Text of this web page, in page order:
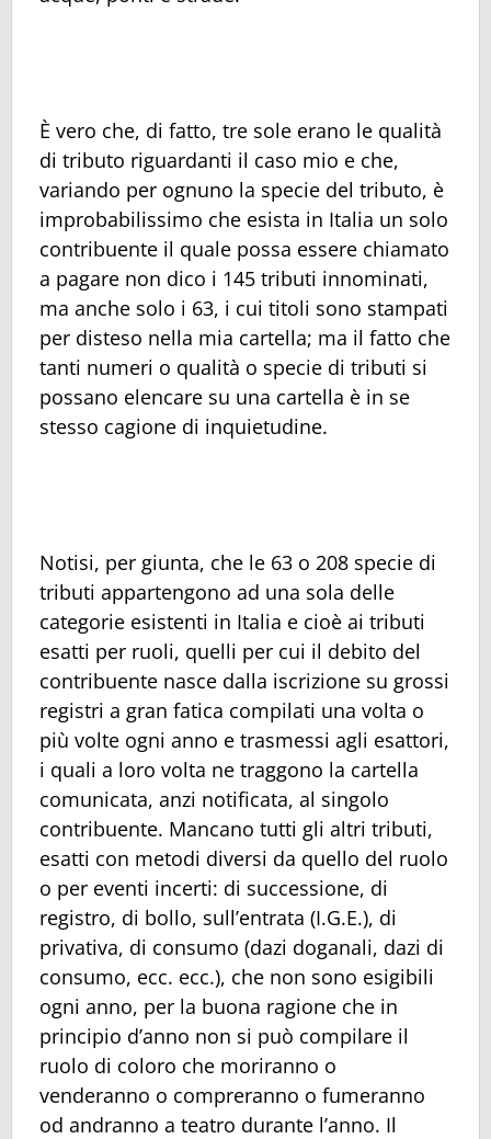
È vero che, di fatto, tre sole erano le qualità
di tributo riguardanti il caso mio e che,
variando per ognuno la specie del tributo, è
improbabilissimo che esista in Italia un solo
contribuente il quale possa essere chiamato
a pagare non dico i 145 tributi innominati,
ma anche solo i 63, i cui titoli sono stampati
per disteso nella mia cartella; ma il fatto che
tanti numeri o qualità o specie di tributi si
possano elencare su una cartella è in se
stesso cagione di inquietudine.
Notisi, per giunta, che le 63 o 208 specie di
tributi appartengono ad una sola delle
categorie esistenti in Italia e cioè ai tributi
esatti per ruoli, quelli per cui il debito del
contribuente nasce dalla iscrizione su grossi
registri a gran fatica compilati una volta o
più volte ogni anno e trasmessi agli esattori,
i quali a loro volta ne traggono la cartella
comunicata, anzi notificata, al singolo
contribuente. Mancano tutti gli altri tributi,
esatti con metodi diversi da quello del ruolo
o per eventi incerti: di successione, di
registro, di bollo, sull’entrata (I.G.E.), di
privativa, di consumo (dazi doganali, dazi di
consumo, ecc. ecc.), che non sono esigibili
ogni anno, per la buona ragione che in
principio d’anno non si può compilare il
ruolo di coloro che moriranno o
venderanno o compreranno o fumeranno
od andranno a teatro durante l’anno. Il